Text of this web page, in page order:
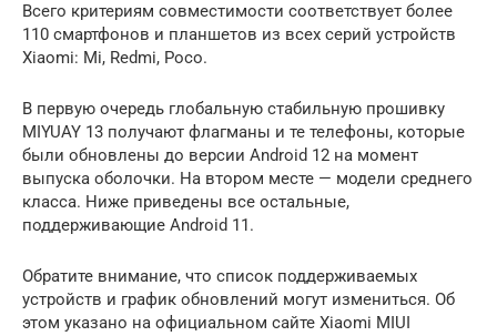
Всего критериям совместимости соответствует более
110 смартфонов и планшетов из всех серий устройств
Xiaomi: Mi, Redmi, Poco.
В первую очередь глобальную стабильную прошивку
MIYUAY 13 получают флагманы и те телефоны, которые
были обновлены до версии Android 12 на момент
выпуска оболочки. На втором месте — модели среднего
класса. Ниже приведены все остальные,
поддерживающие Android 11.
Обратите внимание, что список поддерживаемых
устройств и график обновлений могут измениться. Об
этом указано на официальном сайте Xiaomi MIUI